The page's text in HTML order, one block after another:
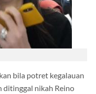
bila potret kegalauan
ditinggal nikah Reino